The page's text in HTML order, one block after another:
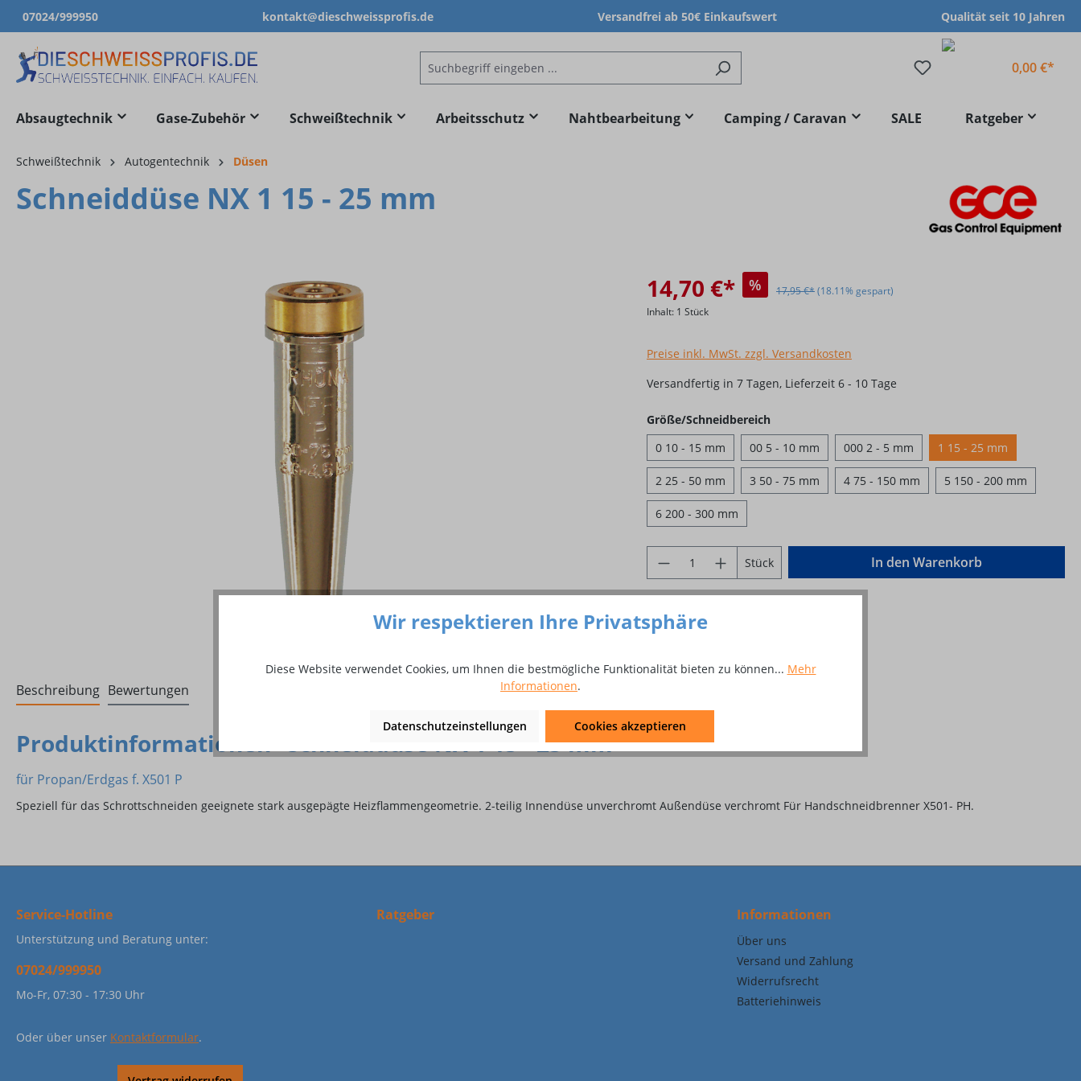
Zur Hauptnavigation springen
07024/999950 kontakt@dieschweissprofis.de Versandfrei ab 50€ Einkaufswert Qualität seit 10 Jahren
0,00 €*
Absaugtechnik Gase-Zubehör Schweißtechnik Arbeitsschutz Nahtbearbeitung Camping / Caravan SALE Ratgeber
Schweißtechnik Autogentechnik Düsen
Schneiddüse NX 1 15 - 25 mm
14,70 €* % 17,95 €*(18.11% gespart)
Inhalt: 1 Stück
Preise inkl. MwSt. zzgl. Versandkosten
Versandfertig in 7 Tagen, Lieferzeit 6 - 10 Tage
Größe/Schneidbereichauswählen
0 10 - 15 mm
00 5 - 10 mm 000 2 - 5 mm 1 15 - 25 mm
2 25 - 50 mm 3 50 - 75 mm 4 75 - 150 mm 5 150 - 200 mm
6 200 - 300 mm
Produkt Anzahl: Gib den gewünschten Wert
Stück In den Warenkorb
Produktnummer:
Beschreibung Bewertungen
Produktinformationen "Schneiddüse NX 1 15 - 25 mm"
für Propan/Erdgas f. X501 P
Speziell für das Schrottschneiden geeignete stark ausgepägte Heizflammengeometrie. 2-teilig Innendüse unverchromt Außendüse verchromt Für Handschneidbrenner X501- PH.
Service-Hotline
Unterstützung und Beratung unter:
07024/999950
Mo-Fr, 07:30 - 17:30 Uhr
Oder über unser Kontaktformular.
Ratgeber Informationen
Über uns
Versand und Zahlung
Widerrufsrecht
Batteriehinweis
Wir respektieren Ihre Privatsphäre
Diese Website verwendet Cookies, um Ihnen die bestmögliche Funktionalität bieten zu können... Mehr
Informationen.
Datenschutzeinstellungen Cookies akzeptieren